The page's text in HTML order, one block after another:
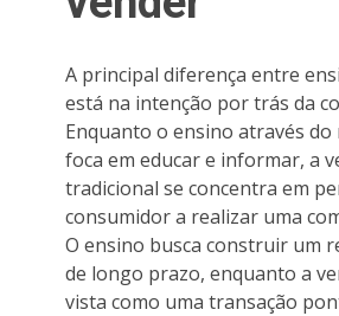
A principal diferença entre
está na intenção por trás da
Enquanto o ensino através
foca em educar e informar, a
tradicional se concentra em
consumidor a realizar uma
O ensino busca construir um
de longo prazo, enquanto a
vista como uma transação